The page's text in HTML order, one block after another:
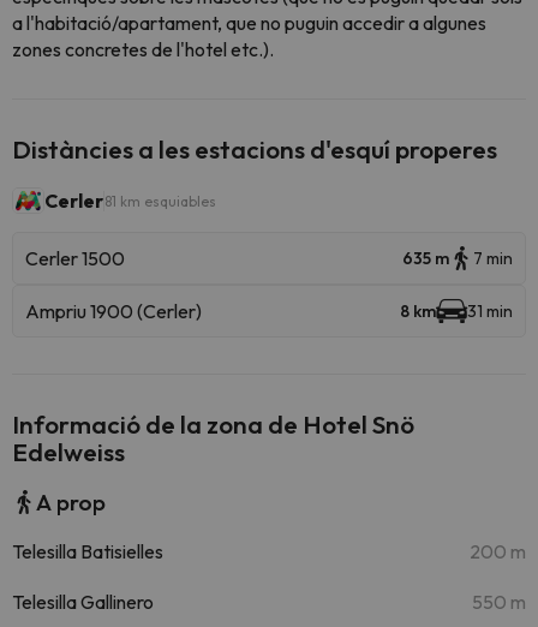
a l'habitació/apartament, que no puguin accedir a algunes
zones concretes de l'hotel etc.).
Distàncies a les estacions d'esquí properes
Cerler81 km esquiables
Cerler 1500 635 m 7 min
Ampriu 1900 (Cerler) 8 km 31 min
Informació de la zona de Hotel Snö
Edelweiss
A prop
Telesilla Batisielles 200 m
Telesilla Gallinero 550 m